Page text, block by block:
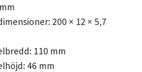
200 × 12 × 5,7
110 mm
46 mm